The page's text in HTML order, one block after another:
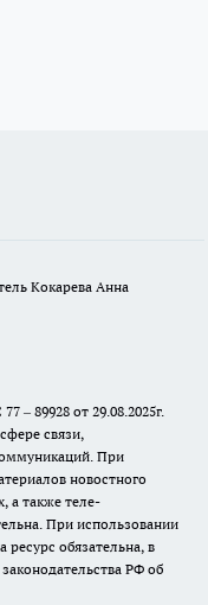
Кокарева Анна
– 89928 от 29.08.2025г.
связи,
При
новостного
а также теле-
При использовании
обязательна, в
РФ об